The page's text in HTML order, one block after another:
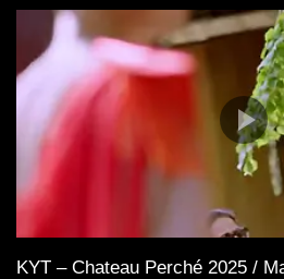
KYT – Chateau Perché 2025 /